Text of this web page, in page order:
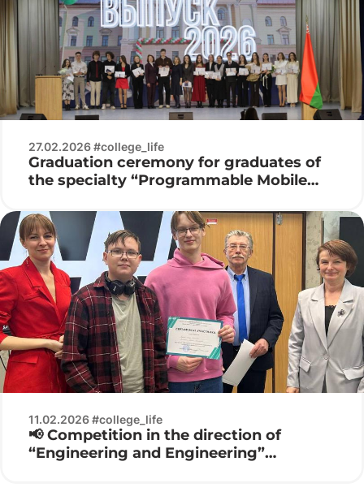
27.02.2026 #college_life
Graduation ceremony for graduates of
the specialty “Programmable Mobile
11.02.2026 #college_life
📢 Competition in the direction of
“Engineering and Engineering”